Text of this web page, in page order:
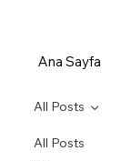
Ana Sayfa
All Posts
All Posts